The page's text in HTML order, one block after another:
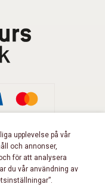
upplevelse på vår
och annonser,
för att analysera
du vår användning av